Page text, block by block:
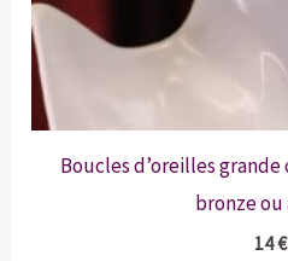
Boucles d’oreilles
bronze
14€